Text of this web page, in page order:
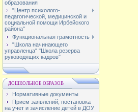
образования
"Центр психолого-
педагогической, медицинской и
социальной помощи Ирбейского
района"
Функциональная грамотность
"Школа начинающего
управленца" "Школа резерва
руководящих кадров"
ДОШКОЛЬНОЕ ОБРАЗОВ
Нормативные документы
Прием заявлений, постановка
на учет и зачисление детей в ДОУ